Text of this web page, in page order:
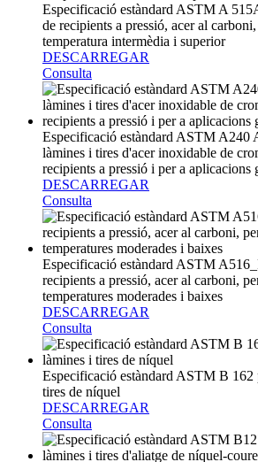
Especificació estàndard ASTM A
de recipients a pressió, acer al
temperatura intermèdia i superior
DESCARREGAR
Consulta
Especificació estàndard ASTM A240
làmines i tires d'acer inoxidable de
recipients a pressió i per a aplicacions
DESCARREGAR
Consulta
Especificació estàndard ASTM
recipients a pressió, acer al carboni,
temperatures moderades i baixes
DESCARREGAR
Consulta
Especificació estàndard ASTM B 162
tires de níquel
DESCARREGAR
Consulta